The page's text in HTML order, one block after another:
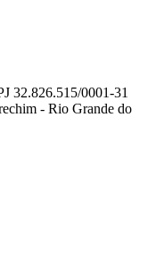
0001-31
- Rio Grande do